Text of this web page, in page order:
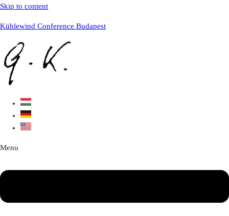
Skip to content
Kühlewind Conference Budapest
Menu